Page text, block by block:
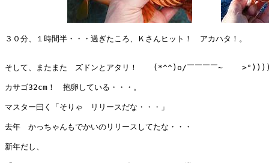
３０分、１時間半・・・過ぎたころ、Ｋさんヒット！　アカハタ！。
そして、またまた　ズドンとアタリ！　　(*^^)o/￣￣￣￣~
カサゴ32cm！　抱卵している・・・。
マスター曰く「そりゃ　リリースだな・・・」
去年　かっちゃんもでかいのリリースしてたな・・・
新年だし、